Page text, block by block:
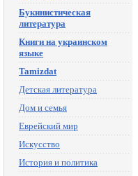
Букинистическая
литература
Книги на украинском
языке
Tamizdat
Детская литература
Дом и семья
Еврейский мир
Искусство
История и политика